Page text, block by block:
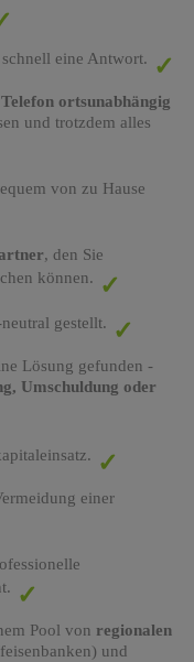
eine Antwort.
ortsunabhängig
und trotzdem alles
von zu Hause
, den Sie
können.
gestellt.
Lösung gefunden -
Umschuldung oder
einer
Pool von regionalen
und